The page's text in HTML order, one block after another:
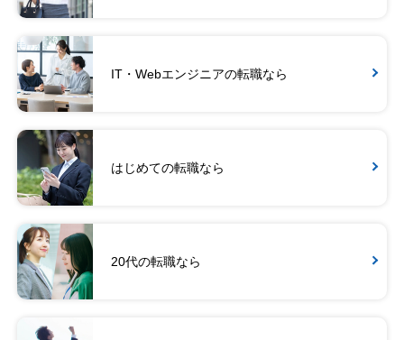
IT・Webエンジニアの転職なら
はじめての転職なら
20代の転職なら